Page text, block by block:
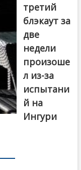
третий
блэкаут за
две
недели
произоше
л из-за
испытани
й на
Ингури